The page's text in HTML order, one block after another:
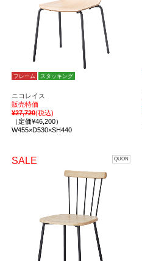
フレーム スタッキング
ニコレイス
販売特価
¥27,720(税込)
（定価¥46,200）
W455×D530×SH440
SALE QUON